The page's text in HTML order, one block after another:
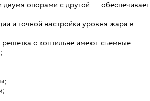
двумя опорами с другой — обеспечивает
и точной настройки уровня жара в
с коптильне имеют съемные